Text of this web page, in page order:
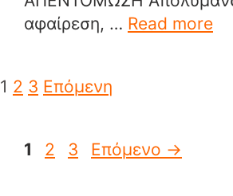
αφαίρεση, … Read more
1 2 3 Επόμενη
Σελίδα
1 Σελίδα
2 Σελίδα
3 Επόμενο →